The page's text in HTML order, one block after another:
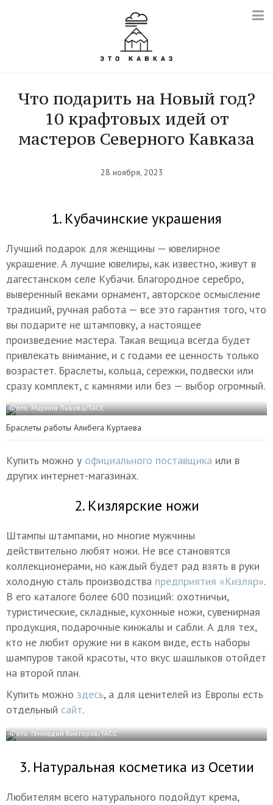
Что подарить на Новый год?
10 крафтовых идей от
мастеров Северного Кавказа
28 ноября, 2023
1. Кубачинские украшения
Лучший подарок для женщины — ювелирное
украшение. А лучшие ювелиры, как известно, живут в
дагестанском селе Кубачи. Благородное серебро,
выверенный веками орнамент, авторское осмысление
традиций, ручная работа — все это гарантия того, что
вы подарите не штамповку, а настоящее
произведение мастера. Такая вещица всегда будет
привлекать внимание, и с годами ее ценность только
возрастет. Браслеты, кольца, сережки, подвески или
сразу комплект, с камнями или без — выбор огромный.
Фото: Марина Львова/ТАСС
Браслеты работы Алибега Куртаева
Купить можно у официального поставщика или в
других интернет-магазинах.
2. Кизлярские ножи
Штампы штампами, но многие мужчины
действительно любят ножи. Не все становятся
коллекционерами, но каждый будет рад взять в руки
холодную сталь производства предприятия «Кизляр».
В его каталоге более 600 позиций: охотничьи,
туристические, складные, кухонные ножи, сувенирная
продукция, подарочные кинжалы и сабли. А для тех,
кто не любит оружие ни в каком виде, есть наборы
шампуров такой красоты, что вкус шашлыков отойдет
на второй план.
Купить можно здесь, а для ценителей из Европы есть
отдельный сайт.
Фото: Геннадий Викторов/ТАСС
3. Натуральная косметика из Осетии
Любителям всего натурального подойдут крема,